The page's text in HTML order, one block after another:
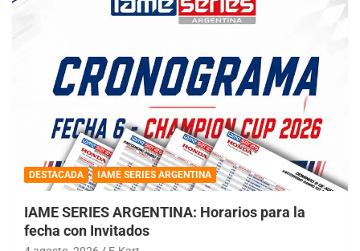
DESTACADA IAME SERIES ARGENTINA
IAME SERIES ARGENTINA: Horarios para la
fecha con Invitados